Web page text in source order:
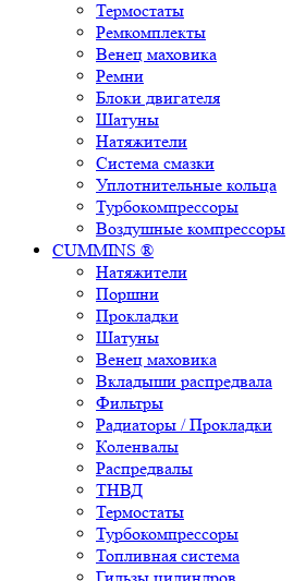
Термостаты
Ремкомплекты
Венец маховика
Ремни
Блоки двигателя
Шатуны
Натяжители
Система смазки
Уплотнительные кольца
Турбокомпрессоры
Воздушные компрессоры
CUMMINS ®
Натяжители
Поршни
Прокладки
Шатуны
Венец маховика
Вкладыши распредвала
Фильтры
Радиаторы / Прокладки
Коленвалы
Распредвалы
ТНВД
Термостаты
Турбокомпрессоры
Топливная система